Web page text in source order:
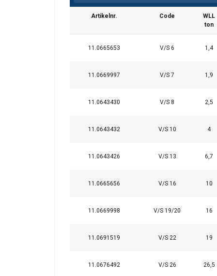
Artikelnr. Code
WLL
ton
11.0665653 V/S 6 1,4
11.0669997 V/S 7 1,9
11.0643430 V/S 8 2,5
11.0643432 V/S 10 4
11.0643426 V/S 13 6,7
11.0665656 V/S 16 10
11.0669998 V/S 19/20 16
11.0691519 V/S 22 19
11.0676492 V/S 26 26,5
Deze
We gebruiken
delen ook
uw gebruik van hun
noodzakelijk
DETAILS